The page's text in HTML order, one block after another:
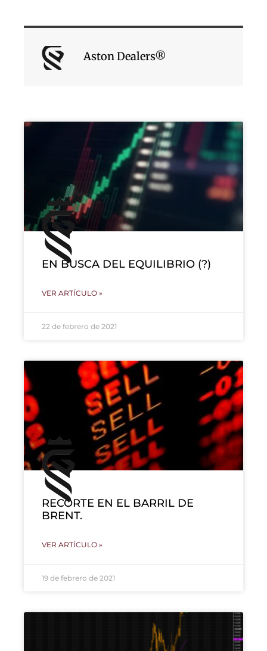
Aston Dealers®
EN BUSCA DEL EQUILIBRIO (?)
VER ARTÍCULO »
22 de febrero de 2021
RECORTE EN EL BARRIL DE
BRENT.
VER ARTÍCULO »
19 de febrero de 2021